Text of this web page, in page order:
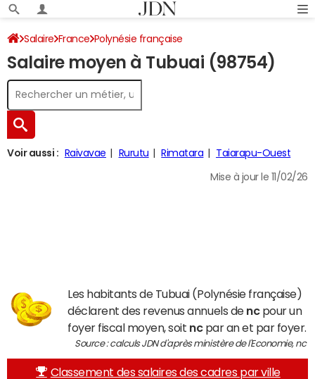
Salaire France Polynésie française
Salaire moyen à Tubuai (98754)
Voir aussi : Raivavae Rurutu Rimatara Taiarapu-Ouest
Mise à jour le 11/02/26
Les habitants de Tubuai (Polynésie française)
déclarent des revenus annuels de ncpour un
foyer fiscal moyen, soit ncpar an et par foyer.
Source : calculs JDN d'après ministère de l'Economie, nc
Classement des salaires des cadres par ville